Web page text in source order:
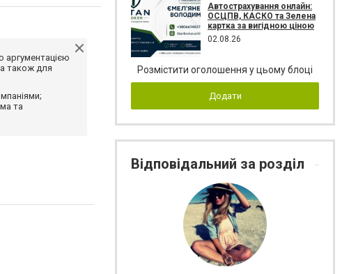
аргументацією
також для
та
Автострахування онлайн:
ОСЦПВ, КАСКО та Зелена
картка за вигідною ціною
02.08.26
Розмістити оголошення у цьому блоці
Додати
Відповідальний за розділ